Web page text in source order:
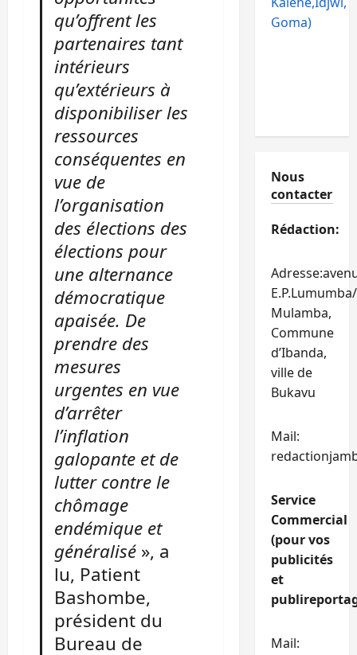
qu’offrent les
partenaires tant
intérieurs
qu’extérieurs à
disponibiliser les
ressources
conséquentes en
vue de
l’organisation
des élections des
élections pour
une alternance
démocratique
apaisée. De
prendre des
mesures
urgentes en vue
d’arrêter
l’inflation
galopante et de
lutter contre le
chômage
endémique et
généralisé », a
lu, Patient
Bashombe,
président du
Bureau de
Goma)
Nous
contacter
Rédaction:
Mulamba,
Commune
d’Ibanda,
ville de
Bukavu
Mail:
Service
Commercial
(pour vos
publicités
et
Mail: